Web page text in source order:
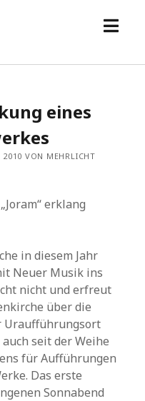
Menü
eines
VON MEHRLICHT
erklang
in diesem Jahr
Neuer Musik ins
nicht und erfreut
über die
Uraufführungsort
seit der Weihe
für Aufführungen
Das erste
Sonnabend